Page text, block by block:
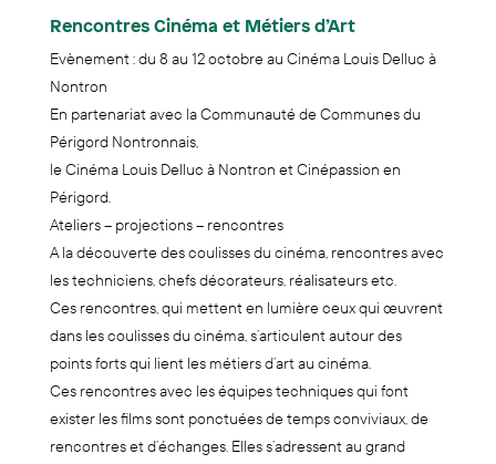
Rencontres Cinéma et Métiers d’Art
Evènement : du 8 au 12 octobre au Cinéma Louis Delluc à
Nontron
En partenariat avec la Communauté de Communes du
Périgord Nontronnais,
le Cinéma Louis Delluc à Nontron et Cinépassion en
Périgord.
Ateliers – projections – rencontres
A la découverte des coulisses du cinéma, rencontres avec
les techniciens, chefs décorateurs, réalisateurs etc.
Ces rencontres, qui mettent en lumière ceux qui œuvrent
dans les coulisses du cinéma, s’articulent autour des
points forts qui lient les métiers d’art au cinéma.
Ces rencontres avec les équipes techniques qui font
exister les films sont ponctuées de temps conviviaux, de
rencontres et d’échanges. Elles s’adressent au grand